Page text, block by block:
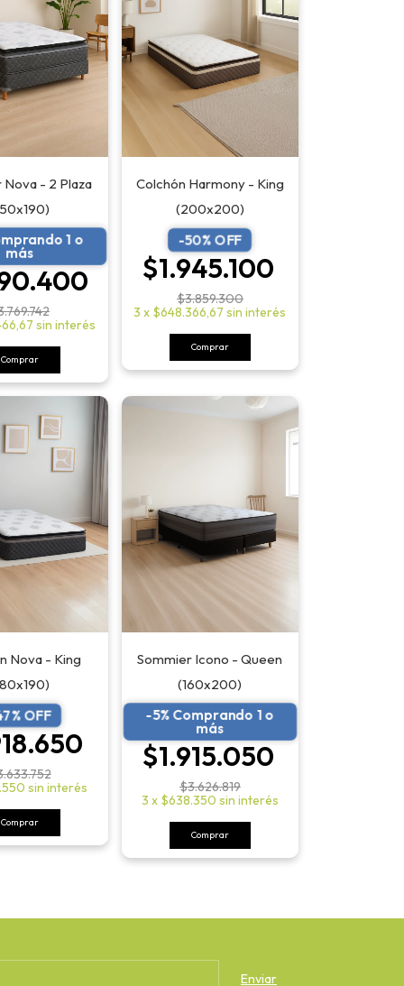
Nova - 2 Plaza
1 o
más
sin interés
Comprar
Colchón Harmony - King
(200x200)
-50% OFF
$1.945.100
$3.859.300
3 x $648.366,67 sin interés
Comprar
Nova - King
% OFF
sin interés
Comprar
Sommier Icono - Queen
(160x200)
-5% Comprando 1 o
más
$1.915.050
$3.626.819
3 x $638.350 sin interés
Comprar